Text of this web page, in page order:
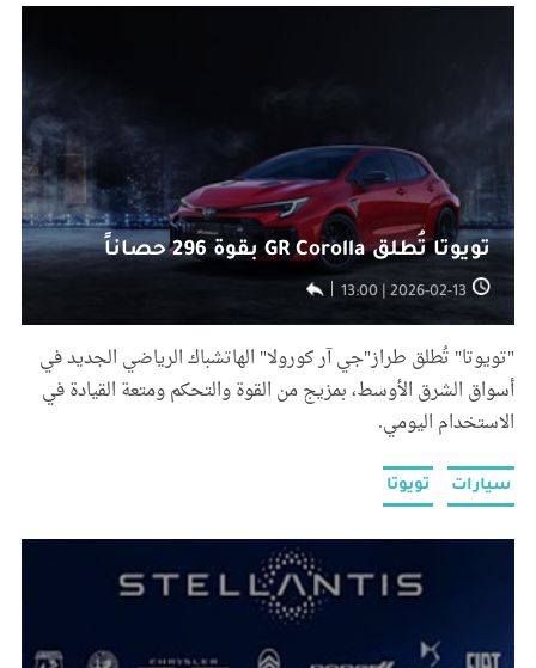
تويوتا تُطلق GR Corolla بقوة 296 حصاناً
2026-02-13 | 13:00
"تويوتا" تُطلق طراز"جي آر كورولا" الهاتشباك الرياضي الجديد في
أسواق الشرق الأوسط، بمزيج من القوة والتحكم ومتعة القيادة في
الاستخدام اليومي.
سيارات تويوتا